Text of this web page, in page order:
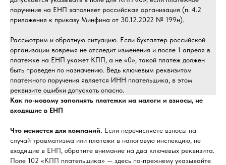
поручение на ЕНП заполняет российская организация (п. 4.2
приложения к приказу Минфина от 30.12.2022 № 199н).
Рассмотрим и обратную ситуацию. Если бухгалтер российской
организации вовремя не отследит изменения и после 1 апреля в
платежке на ЕНП укажет КПП, а не «0», такой платеж должен
быть проведен по назначению. Ведь ключевым реквизитом
платежного поручения является ИНН плательщика, в этом
реквизите ошибки допускать опасно.
Как по-новому заполнять платежки на налоги и взносы, не
входящие в ЕНП
Что меняется для компаний. Если перечисляете взносы на
случай травматизма или платежи в налоговую инспекцию, не
входящие в ЕНП, обратите внимание на два ключевых реквизита.
Поле 102 «КПП плательщика» — здесь по-прежнему указывайте